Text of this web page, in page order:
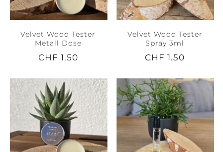
Velvet Wood Tester
Metall Dose
CHF 1.50
Velvet Wood Tester
Spray 3ml
CHF 1.50